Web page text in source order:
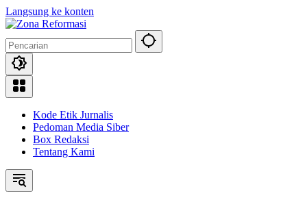
Langsung ke konten
Kode Etik Jurnalis
Pedoman Media Siber
Box Redaksi
Tentang Kami